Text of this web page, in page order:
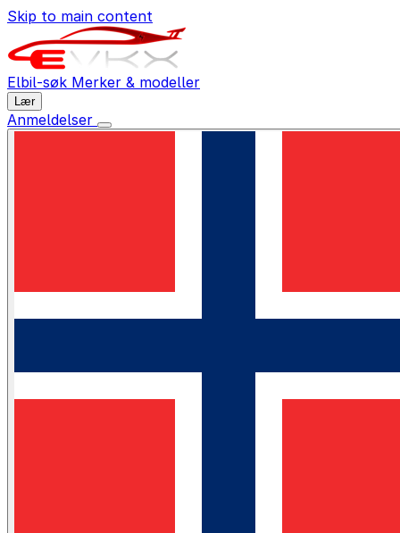
Skip to main content
Elbil-søk Merker & modeller
Lær
Anmeldelser